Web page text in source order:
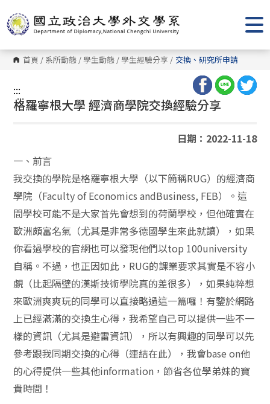
到
主
要
內
容
區 首頁 / 系所動態 /學生動態 /學生經驗分享 / 交換、研究所申請
:::
:::
格羅寧根⼤學 經濟商學院交換經驗分享
日期：2022-11-18
⼀、前⾔
我交換的學院是格羅寧根⼤學（以下簡稱RUG）的經濟商
學院（Faculty of Economics andBusiness, FEB）。這
間學校可能不是⼤家⾸先會想到的荷蘭學校，但他確實在
歐洲頗富名氣（尤其是非常多德國學⽣來此就讀），如果
你看過學校的官網也可以發現他們以top 100university
⾃稱。不過，也正因如此，RUG的課業要求其實是不容⼩
覷（比起隔壁的漢斯技術學院真的差很多），如果純粹想
來歐洲爽爽玩的同學可以直接略過這⼀篇囉！有鑒於網路
上已經滿滿的交換⽣⼼得，我希望⾃⼰可以提供⼀些不⼀
樣的資訊（尤其是避雷資訊），所以有興趣的同學可以先
參考跟我同期交換的⼼得（連結在此），我會base on他
的⼼得提供⼀些其他information，節省各位學弟妹的寶
貴時間！